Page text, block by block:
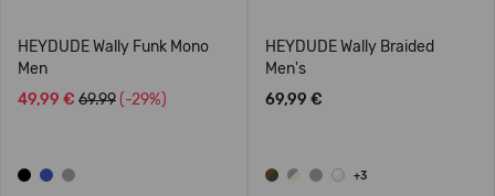
HEYDUDE Wally Funk Mono
Men
49,99 € 69.99 (-29%)
HEYDUDE Wally Braided
Men's
69,99 €
+3